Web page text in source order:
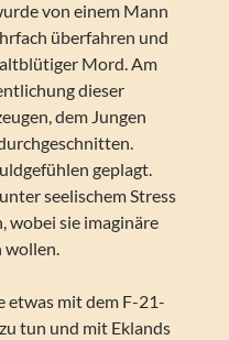
von einem Mann
überfahren und
Mord. Am
dieser
dem Jungen
geplagt.
seelischem Stress
wobei sie imaginäre
wollen.
etwas mit dem F-21-
tun und mit Eklands